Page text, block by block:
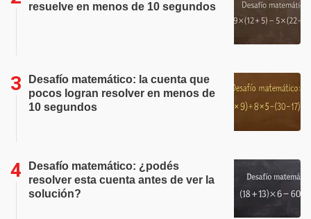
resuelve en menos de 10 segundos
Desafío matemático: la cuenta que
pocos logran resolver en menos de
10 segundos
Desafío matemático: ¿podés
resolver esta cuenta antes de ver la
solución?